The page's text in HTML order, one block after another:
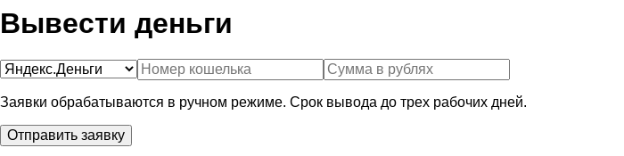
Вывести деньги
Заявки обрабатываются в ручном режиме. Срок вывода до трех рабочих дней.